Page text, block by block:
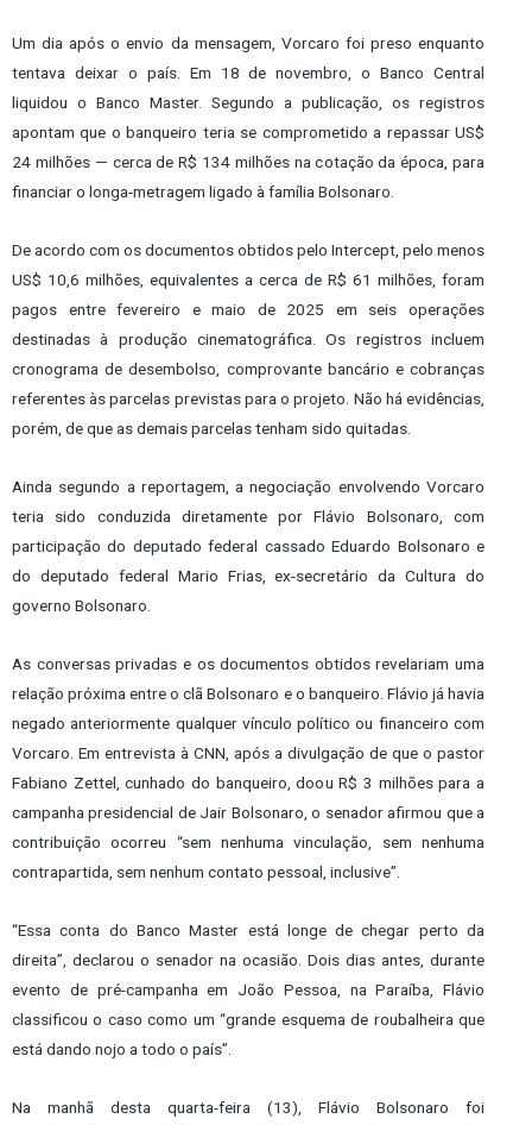
Um dia após o envio da mensagem, Vorcaro foi preso enquanto
tentava deixar o país. Em 18 de novembro, o Banco Central
liquidou o Banco Master. Segundo a publicação, os registros
apontam que o banqueiro teria se comprometido a repassar US$
24 milhões — cerca de R$ 134 milhões na cotação da época, para
financiar o longa-metragem ligado à família Bolsonaro.
De acordo com os documentos obtidos pelo Intercept, pelo menos
US$ 10,6 milhões, equivalentes a cerca de R$ 61 milhões, foram
pagos entre fevereiro e maio de 2025 em seis operações
destinadas à produção cinematográfica. Os registros incluem
cronograma de desembolso, comprovante bancário e cobranças
referentes às parcelas previstas para o projeto. Não há evidências,
porém, de que as demais parcelas tenham sido quitadas.
Ainda segundo a reportagem, a negociação envolvendo Vorcaro
teria sido conduzida diretamente por Flávio Bolsonaro, com
participação do deputado federal cassado Eduardo Bolsonaro e
do deputado federal Mario Frias, ex-secretário da Cultura do
governo Bolsonaro.
As conversas privadas e os documentos obtidos revelariam uma
relação próxima entre o clã Bolsonaro e o banqueiro. Flávio já havia
negado anteriormente qualquer vínculo político ou financeiro com
Vorcaro. Em entrevista à CNN, após a divulgação de que o pastor
Fabiano Zettel, cunhado do banqueiro, doou R$ 3 milhões para a
campanha presidencial de Jair Bolsonaro, o senador afirmou que a
contribuição ocorreu “sem nenhuma vinculação, sem nenhuma
contrapartida, sem nenhum contato pessoal, inclusive”.
“Essa conta do Banco Master está longe de chegar perto da
direita”, declarou o senador na ocasião. Dois dias antes, durante
evento de pré-campanha em João Pessoa, na Paraíba, Flávio
classificou o caso como um “grande esquema de roubalheira que
está dando nojo a todo o país”.
Na manhã desta quarta-feira (13), Flávio Bolsonaro foi